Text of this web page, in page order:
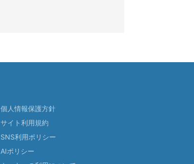
個人情報保護方針
サイト利用規約
SNS利用ポリシー
AIポリシー